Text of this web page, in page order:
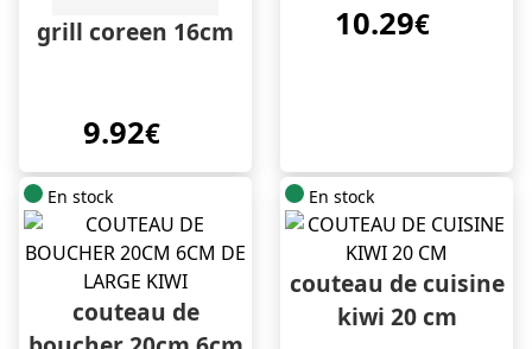
grill coreen 16cm
9.92€
10.29€
En stock
couteau de
En stock
couteau de cuisine
kiwi 20 cm